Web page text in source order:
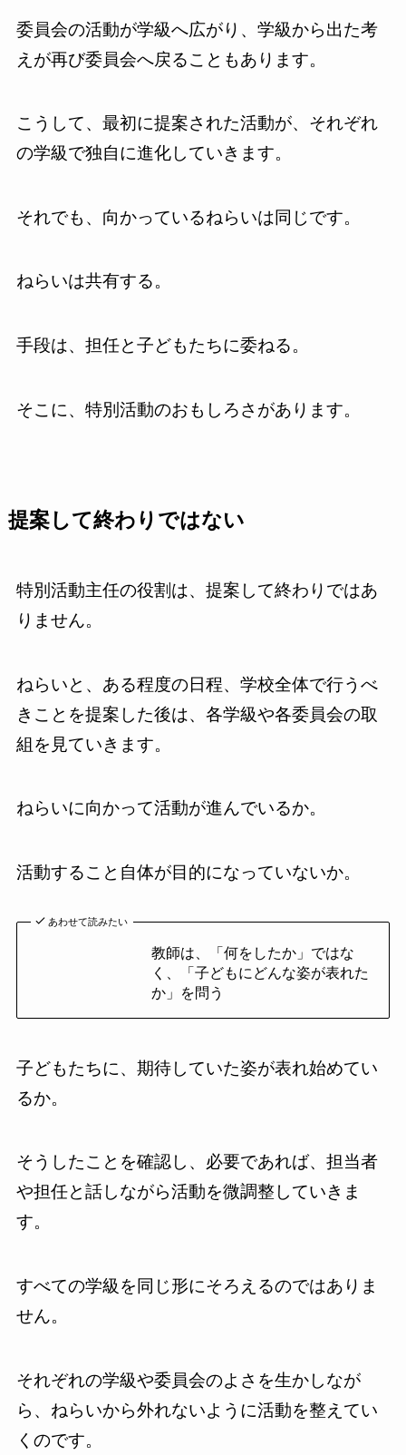
委員会の活動が学級へ広がり、学級から出た考
えが再び委員会へ戻ることもあります。
こうして、最初に提案された活動が、それぞれ
の学級で独自に進化していきます。
それでも、向かっているねらいは同じです。
ねらいは共有する。
手段は、担任と子どもたちに委ねる。
そこに、特別活動のおもしろさがあります。
提案して終わりではない
特別活動主任の役割は、提案して終わりではあ
りません。
ねらいと、ある程度の日程、学校全体で行うべ
きことを提案した後は、各学級や各委員会の取
組を見ていきます。
ねらいに向かって活動が進んでいるか。
活動すること自体が目的になっていないか。
あわせて読みたい
教師は、「何をしたか」ではな
く、「子どもにどんな姿が表れた
か」を問う
子どもたちに、期待していた姿が表れ始めてい
るか。
そうしたことを確認し、必要であれば、担当者
や担任と話しながら活動を微調整していきま
す。
すべての学級を同じ形にそろえるのではありま
せん。
それぞれの学級や委員会のよさを生かしなが
ら、ねらいから外れないように活動を整えてい
くのです。